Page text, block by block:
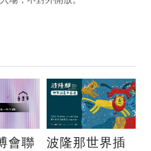
會聯
波隆那世界插